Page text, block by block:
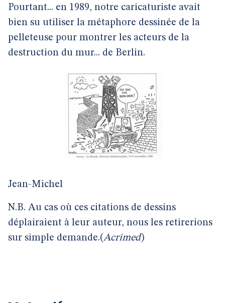
Pourtant... en 1989, notre caricaturiste avait
bien su utiliser la métaphore dessinée de la
pelleteuse pour montrer les acteurs de la
destruction du mur... de Berlin.
Jean-Michel
N.B. Au cas où ces citations de dessins
déplairaient à leur auteur, nous les retirerions
sur simple demande.(Acrimed)